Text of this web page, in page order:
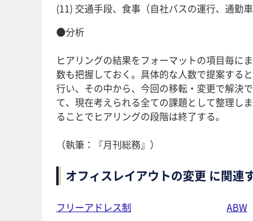
(11) 交通手段、食事（自社バスの運行、通勤
●分析
ヒアリングの結果をフォーマットの項目毎に
数も把握しておく。具体的な人数で提案する
行い、その中から、今回の移転・変更で解決
て、現在考えられる全ての課題として整理し
ることでヒアリングの段階は終了する。
（執筆：『月刊総務』）
オフィスレイアウトの変更 に関連
フリーアドレス制 ABW